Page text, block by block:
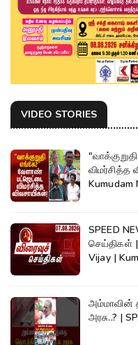
VIDEO STORIES
விமர்சித்த
Kumudam
SPEED
செய்திகள் |
Vijay |
அம்மாவின்
அரசு..? |